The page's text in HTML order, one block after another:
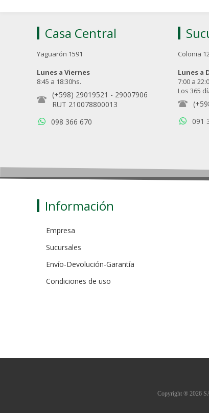
Casa Central
Yaguarón 1591
Lunes a Viernes
8:45 a 18:30hs.
(+598) 29019521 - 29007906
RUT 210078800013
098 366 670
Colonia
Lunes a
7:00 a
Los 365
091
Información
Empresa
Sucursales
Envío-Devolución-Garantía
Condiciones de uso
Copyright ® 2026